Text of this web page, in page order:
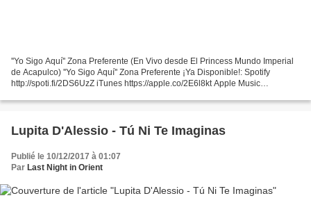
''Yo Sigo Aquí'' Zona Preferente (En Vivo desde El Princess Mundo Imperial
de Acapulco) ''Yo Sigo Aquí'' Zona Preferente ¡Ya Disponible!: Spotify
http://spoti.fi/2DS6UzZ iTunes https://apple.co/2E6l8kt Apple Music
Lupita D'Alessio - Tú Ni Te Imaginas
Publié le 10/12/2017 à 01:07
Par Last Night in Orient